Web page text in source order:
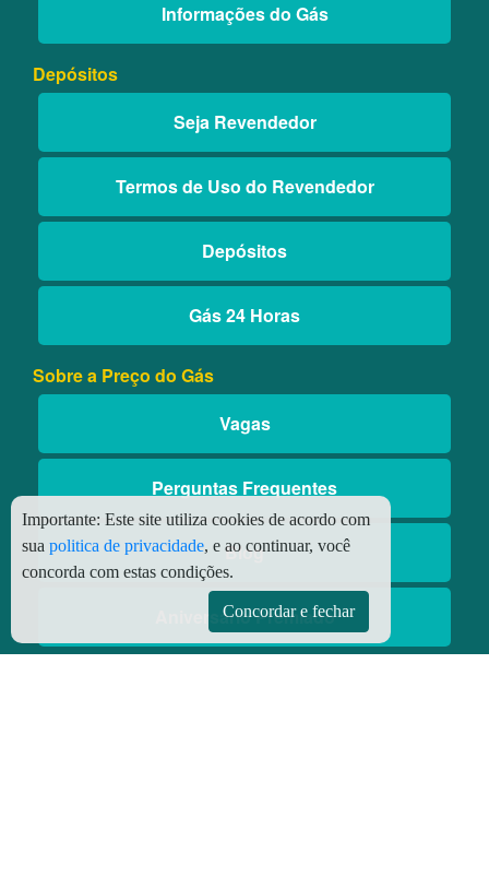
Informações do Gás
Depósitos
Seja Revendedor
Termos de Uso do Revendedor
Depósitos
Gás 24 Horas
Sobre a Preço do Gás
Vagas
Perguntas Frequentes
Blog
Aniversário Premiado
Importante: Este site utiliza cookies de acordo com
sua politica de privacidade, e ao continuar, você
concorda com estas condições.
Concordar e fechar